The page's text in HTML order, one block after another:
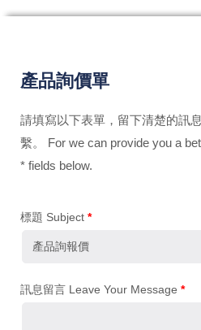
產品詢價單
請填寫以下表單，留下清楚的訊
繫。 For we can provide you a
* fields below.
標題 Subject *
訊息留言 Leave Your Message *